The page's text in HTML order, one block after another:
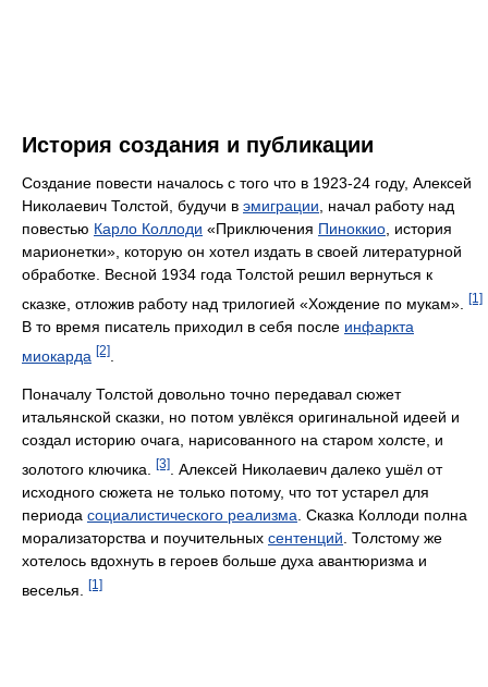
История создания и публикации
Создание повести началось с того что в 1923-24 году, Алексей
Николаевич Толстой, будучи в эмиграции , начал работу над
повестью Карло Коллоди «Приключения Пиноккио , история
марионетки», которую он хотел издать в своей литературной
обработке. Весной 1934 года Толстой решил вернуться к
сказке, отложив работу над трилогией «Хождение по мукам».
[1]
В то время писатель приходил в себя после инфаркта
миокарда [2]
Поначалу Толстой довольно точно передавал сюжет
итальянской сказки, но потом увлёкся оригинальной идеей и
создал историю очага, нарисованного на старом холсте, и
золотого ключика.
[3]
. Алексей Николаевич далеко ушёл от
исходного сюжета не только потому, что тот устарел для
периода социалистического реализма . Сказка Коллоди полна
морализаторства и поучительных сентенций . Толстому же
хотелось вдохнуть в героев больше духа авантюризма и
веселья.
[1]